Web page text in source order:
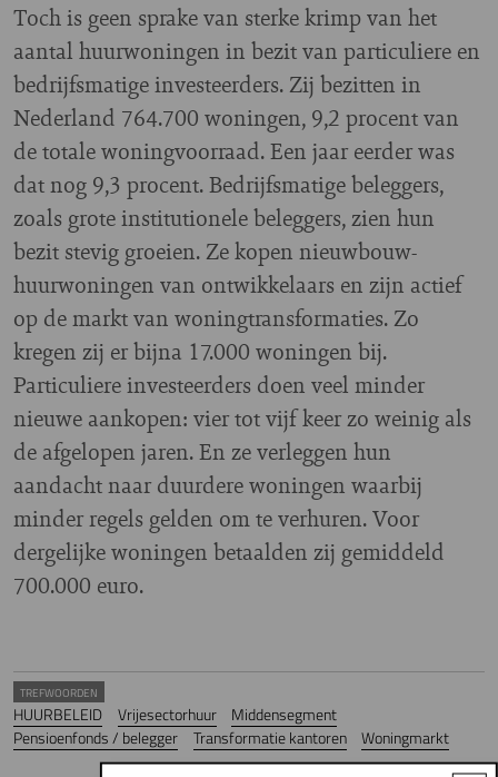
Toch is geen sprake van sterke krimp van het
aantal huurwoningen in bezit van particuliere en
bedrijfsmatige investeerders. Zij bezitten in
Nederland 764.700 woningen, 9,2 procent van
de totale woningvoorraad. Een jaar eerder was
dat nog 9,3 procent. Bedrijfsmatige beleggers,
zoals grote institutionele beleggers, zien hun
bezit stevig groeien. Ze kopen nieuwbouw-
huurwoningen van ontwikkelaars en zijn actief
op de markt van woningtransformaties. Zo
kregen zij er bijna 17.000 woningen bij.
Particuliere investeerders doen veel minder
nieuwe aankopen: vier tot vijf keer zo weinig als
de afgelopen jaren. En ze verleggen hun
aandacht naar duurdere woningen waarbij
minder regels gelden om te verhuren. Voor
dergelijke woningen betaalden zij gemiddeld
700.000 euro.
TREFWOORDEN
HUURBELEID Vrijesectorhuur
Middensegment
Pensioenfonds / belegger
Transformatie kantoren Woningmarkt